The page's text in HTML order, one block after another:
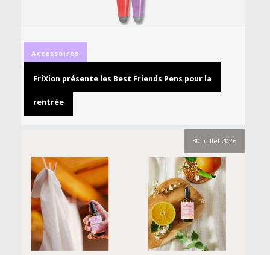
Accessoires
FriXion présente les Best Friends Pens pour la
rentrée
30 juillet 2026